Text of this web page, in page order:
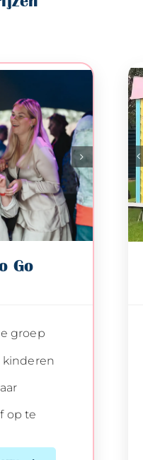
Go
groep
kinderen
op te